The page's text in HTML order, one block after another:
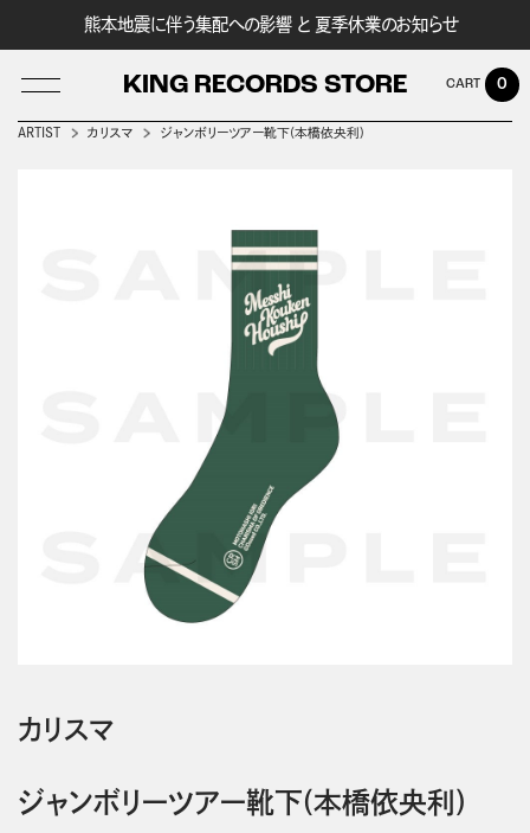
熊本地震に伴う集配への影響 と 夏季休業のお知らせ
KING RECORDS STORE 0
ARTIST カリスマ ジャンボリーツアー靴下(本橋依央利)
カリスマ
ジャンボリーツアー靴下(本橋依央利)